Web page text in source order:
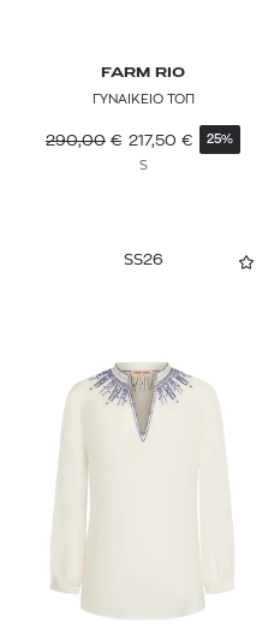
FARM RIO
ΓΥΝΑΙΚΕΙΟ ΤΟΠ
290,00 € 217,50 € 25%
S
SS26